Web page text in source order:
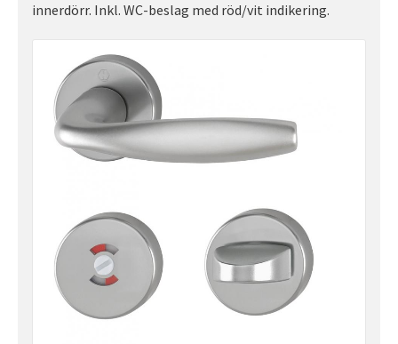
innerdörr. Inkl. WC-beslag med röd/vit indikering.